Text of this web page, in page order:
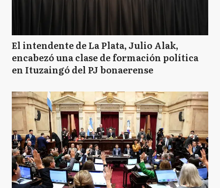
El intendente de La Plata, Julio Alak,
encabezó una clase de formación política
en Ituzaingó del PJ bonaerense